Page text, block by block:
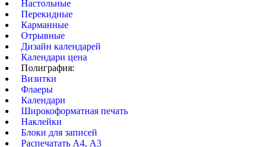
Настольные
Перекидные
Карманные
Отрывные
Дизайн календарей
Календари цена
Полиграфия:
Визитки
Флаеры
Календари
Широкоформатная печать
Наклейки
Блоки для записей
Распечатать А4, А3